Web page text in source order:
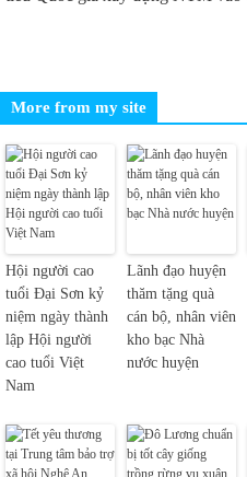
More from my site
Hội người cao
tuổi Đại Sơn kỷ
niệm ngày thành
lập Hội người
cao tuổi Việt
Nam
Lãnh đạo huyện
thăm tặng quà
cán bộ, nhân viên
kho bạc Nhà
nước huyện